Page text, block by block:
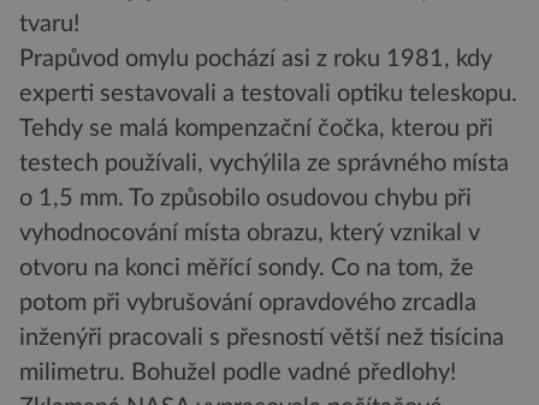
tvaru!
Prapůvod omylu pochází asi z roku 1981, kdy
experti sestavovali a testovali optiku teleskopu.
Tehdy se malá kompenzační čočka, kterou při
testech používali, vychýlila ze správného místa
o 1,5 mm. To způsobilo osudovou chybu při
vyhodnocování místa obrazu, který vznikal v
otvoru na konci měřící sondy. Co na tom, že
potom při vybrušování opravdového zrcadla
inženýři pracovali s přesností větší než tisícina
milimetru. Bohužel podle vadné předlohy!